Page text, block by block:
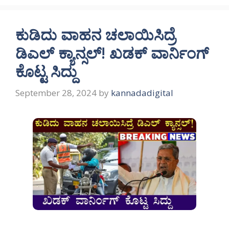
ಕುಡಿದು ವಾಹನ ಚಲಾಯಿಸಿದ್ರೆ
ಡಿಎಲ್ ಕ್ಯಾನ್ಸಲ್! ಖಡಕ್‌ ವಾರ್ನಿಂಗ್‌
ಕೊಟ್ಟ ಸಿದ್ದು
September 28, 2024 by kannadadigital